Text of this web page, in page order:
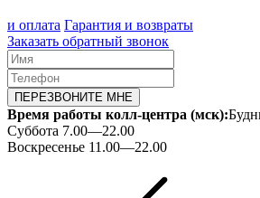
и оплата Гарантия и возвраты
Заказать обратный звонок
ПЕРЕЗВОНИТЕ МНЕ
Время работы колл-центра (мск):
Суббота 7.00—22.00
Воскресенье 11.00—22.00